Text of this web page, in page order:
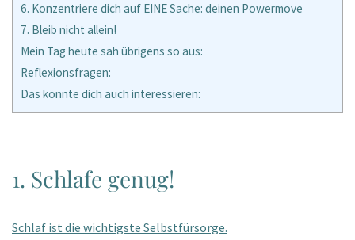
6. Konzentriere dich auf EINE Sache: deinen Powermove
7. Bleib nicht allein!
Mein Tag heute sah übrigens so aus:
Reflexionsfragen:
Das könnte dich auch interessieren:
1. Schlafe genug!
Schlaf ist die wichtigste Selbstfürsorge.